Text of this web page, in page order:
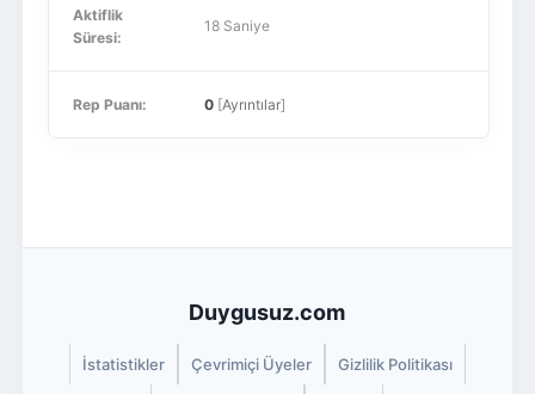
Aktiflik
Süresi:
18 Saniye
Rep Puanı: 0[Ayrıntılar]
Duygusuz.com
İstatistikler Çevrimiçi Üyeler Gizlilik Politikası